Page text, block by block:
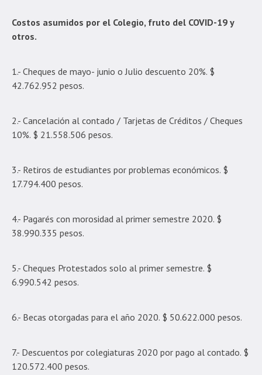
Costos asumidos por el Colegio, fruto del COVID-19 y
otros.
1.- Cheques de mayo- junio o Julio descuento 20%. $
42.762.952 pesos.
2.- Cancelación al contado / Tarjetas de Créditos / Cheques
10%. $ 21.558.506 pesos.
3.- Retiros de estudiantes por problemas económicos. $
17.794.400 pesos.
4.- Pagarés con morosidad al primer semestre 2020. $
38.990.335 pesos.
5.- Cheques Protestados solo al primer semestre. $
6.990.542 pesos.
6.- Becas otorgadas para el año 2020. $ 50.622.000 pesos.
7.- Descuentos por colegiaturas 2020 por pago al contado. $
120.572.400 pesos.